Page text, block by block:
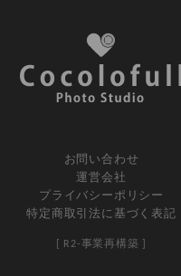
お問い合わせ
運営会社
プライバシーポリシー
特定商取引法に基づく表記
[ R2-事業再構築 ]